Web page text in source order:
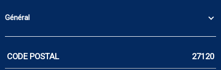
Général
Caractérisque Valeurs
CODE POSTAL 27120